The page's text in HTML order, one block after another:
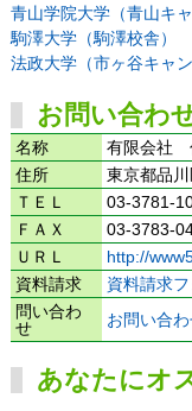
青山学院大学（青山キャ
駒澤大学（駒澤校舎）
法政大学（市ヶ谷キャン
お問い合わ
名称
有限会社
住所
東京都品
ＴＥＬ
03-3781-
ＦＡＸ
03-3783-
ＵＲＬ
http://
資料請求
資料請求
問い合わ
せ
お問い合
あなたにオ